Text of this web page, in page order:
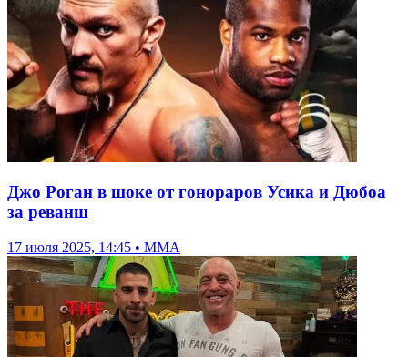
Джо Роган в шоке от гонораров Усика и Дюбоа
за реванш
17 июля 2025, 14:45 • ММА